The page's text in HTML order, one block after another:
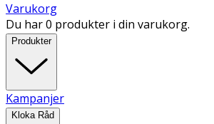
Varukorg
Du har 0 produkter i din varukorg.
Produkter
Kampanjer
Kloka Råd